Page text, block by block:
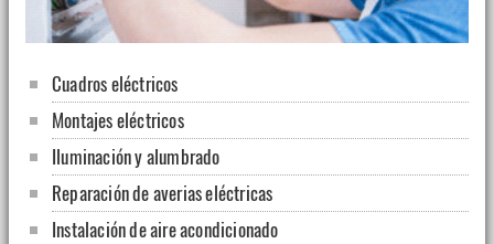
Cuadros eléctricos
Montajes eléctricos
Iluminación y alumbrado
Reparación de averias eléctricas
Instalación de aire acondicionado